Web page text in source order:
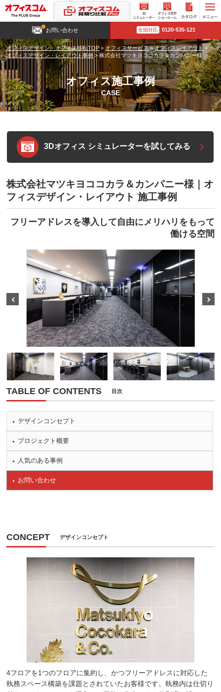
3D
シミュ
レータ
ー
オフィ
ス見学
ショー
ルーム
お問い合わせ 全国対応 0120-535-121
オフィスデザイン・オフィス移転TOP > オフィスサービス>オフィスレイアウト >
オフィスデザイン・レイアウト事例 >株式会社マツキヨココカラ＆カンパニー様
オフィス施工事例
CASE
3Dオフィス シミュレーターを試してみる
株式会社マツキヨココカラ＆カンパニー様｜オ
フィスデザイン・レイアウト 施工事例
フリーアドレスを導入して自由にメリハリをもって
働ける空間
TABLE OF CONTENTS 目次
デザインコンセプト
プロジェクト概要
人気のある事例
お問い合わせ
CONCEPT デザインコンセプト
4フロアを1つのフロアに集約し、かつフリーアドレスに対応した
執務スペース構築を課題とされていたお客様です。執務内は仕切り